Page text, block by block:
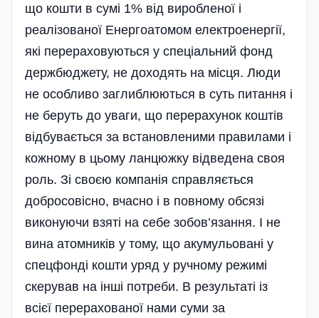
що кошти в сумі 1% від виробленої і
реалізованої Енергоатомом електроенергії,
які перераховуються у спеціальний фонд
держбюджету, не доходять на місця. Люди
не особливо заглиблюються в суть питання і
не беруть до уваги, що перерахунок коштів
відбувається за встановленими правилами і
кожному в цьому ланцюжку відведена своя
роль. Зі своєю компанія справляється
добросовісно, вчасно і в повному обсязі
виконуючи взяті на себе зобов’язання. І не
вина атомників у тому, що акумульовані у
спецфонді кошти уряд у ручному режимі
скерував на інші потреби. В результаті із
всієї перерахованої нами суми за